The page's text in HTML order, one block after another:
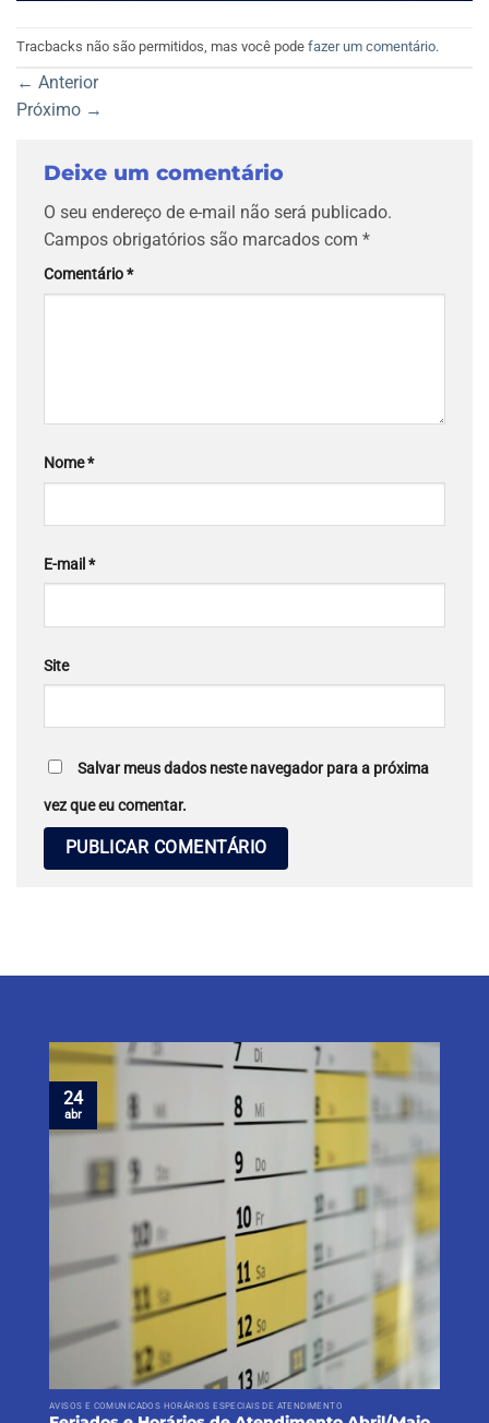
Tracbacks não são permitidos, mas você pode fazer um comentário.
← Anterior
Próximo →
Deixe um comentário
O seu endereço de e-mail não será publicado.
Campos obrigatórios são marcados com *
Comentário*
Nome*
E-mail *
Site
Salvar meus dados neste navegador para a próxima
vez que eu comentar.
AVISOS E COMUNICADOS HORÁRIOS ESPECIAIS DE ATENDIMENTO
24
abr